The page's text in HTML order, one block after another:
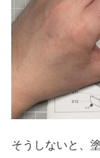
そうしないと、